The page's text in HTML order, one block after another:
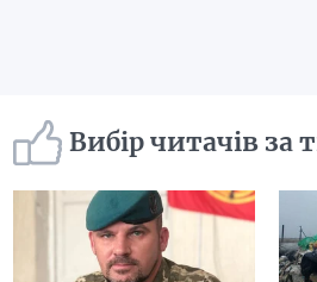
Вибір читачів за